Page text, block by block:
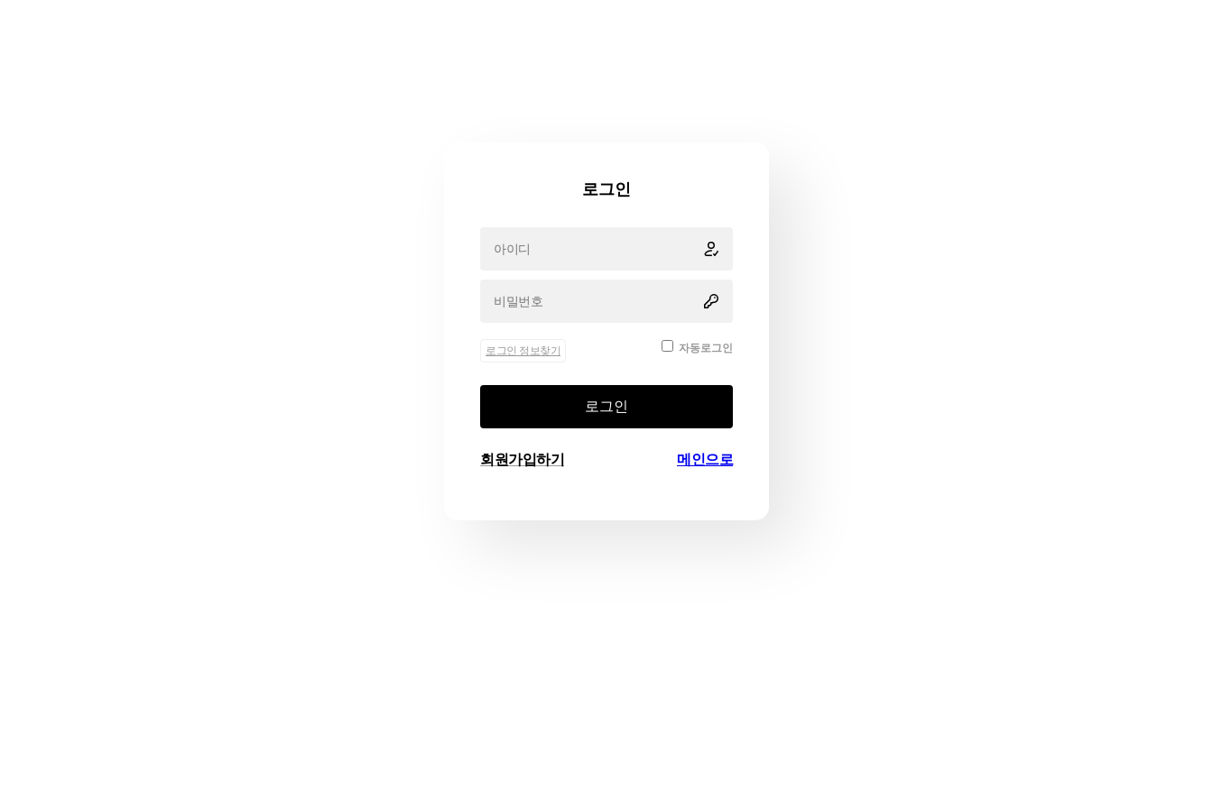
로그인
로그인 정보찾기 자동로그인
로그인
회원가입하기 메인으로